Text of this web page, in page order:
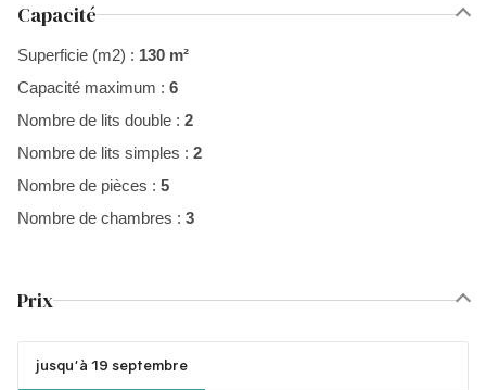
Capacité
Superficie (m2) : 130 m²
Capacité maximum : 6
Nombre de lits double : 2
Nombre de lits simples : 2
Nombre de pièces : 5
Nombre de chambres : 3
Prix
jusqu'à 19 septembre